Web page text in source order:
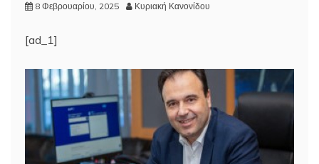
8 Φεβρουαρίου, 2025 Κυριακή Κανονίδου
[ad_1]